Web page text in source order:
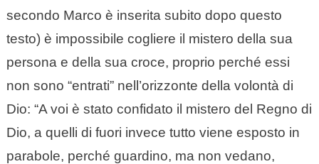
secondo Marco è inserita subito dopo questo
testo) è impossibile cogliere il mistero della sua
persona e della sua croce, proprio perché essi
non sono “entrati” nell’orizzonte della volontà di
Dio: “A voi è stato confidato il mistero del Regno di
Dio, a quelli di fuori invece tutto viene esposto in
parabole, perché guardino, ma non vedano,